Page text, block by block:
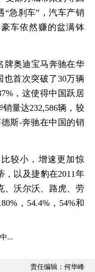
“急刹车”，汽车产销
车依然赚的盆满钵
奥迪宝马奔驰在华
也首次突破了30万辆
，这使得中国跃居
量达232,586辆，较
斯-奔驰在中国的销
较小，增速更加惊
，以及捷豹在2011年
、沃尔沃、路虎、劳
，54.4%，54%和
...
责任编辑：何华峰